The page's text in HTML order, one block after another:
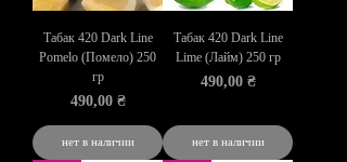
Табак 420 Dark Line
Pomelo (Помело) 250
гр
Цена
490,00 ₴
нет в наличии
Табак 420 Dark Line
Lime (Лайм) 250 гр
Цена
490,00 ₴
нет в наличии